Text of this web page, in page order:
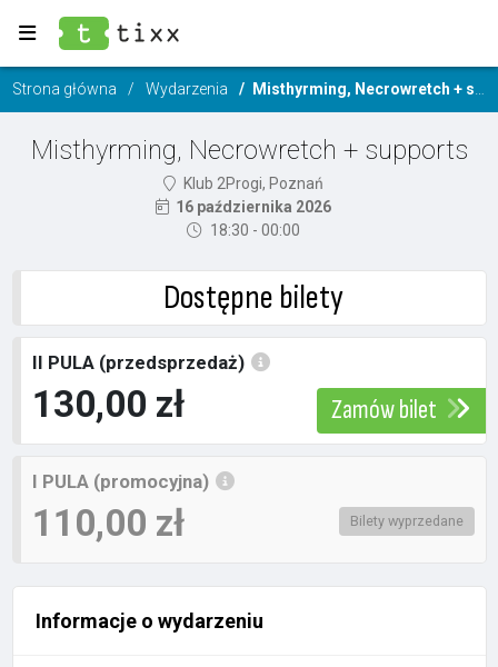
Strona główna Wydarzenia Misthyrming, Necrowretch + supports
Misthyrming, Necrowretch + supports
Klub 2Progi, Poznań
16 października 2026
18:30 - 00:00
Dostępne bilety
II PULA (przedsprzedaż)
130,00 zł Zamów bilet
I PULA (promocyjna)
110,00 zł Bilety wyprzedane
Informacje o wydarzeniu